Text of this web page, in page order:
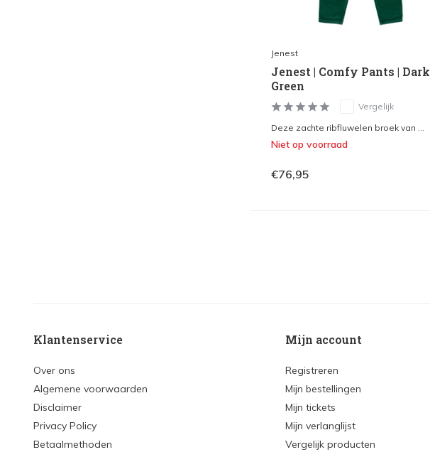
Jenest
Jenest | Comfy Pants | Dark
Green
Vergelijk
Deze zachte ribfluwelen broek van ...
Niet op voorraad
€76,95
Klantenservice
Over ons
Algemene voorwaarden
Disclaimer
Privacy Policy
Betaalmethoden
Mijn account
Registreren
Mijn bestellingen
Mijn tickets
Mijn verlanglijst
Vergelijk producten